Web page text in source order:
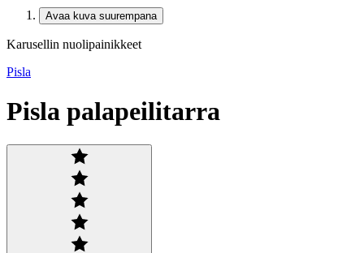
Avaa kuva suurempana
Karusellin nuolipainikkeet
Pisla
Pisla palapeilitarra